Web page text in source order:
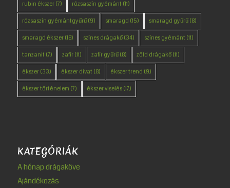
rubin ékszer(7) rózsaszín gyémánt (11)
rózsaszín gyémántgyűrű(9) smaragd (15) smaragd gyűrű(8)
smaragd ékszer(18) színes drágakő(34) színes gyémánt (11)
tanzanit (7) zafír(11) zafír gyűrű(8) zöld drágakő(11)
ékszer(33) ékszer divat (8) ékszer trend (9)
ékszer történelem (7) ékszer viselés(17)
KATEGÓRIÁK
A hónap drágaköve
Ajándékozás